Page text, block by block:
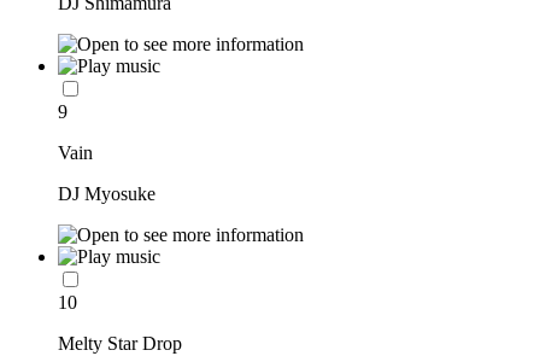
9
Vain
DJ Myosuke
10
Melty Star Drop